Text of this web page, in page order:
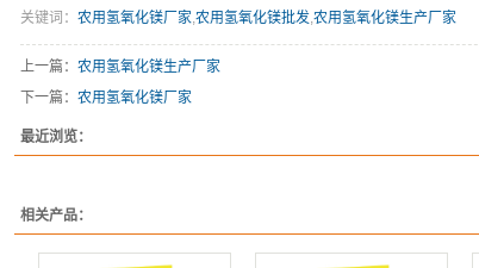
关键词： 农用氢氧化镁厂家,农用氢氧化镁批发,农用氢氧化镁生产厂家
上一篇： 农用氢氧化镁生产厂家
下一篇： 农用氢氧化镁厂家
最近浏览：
相关产品：